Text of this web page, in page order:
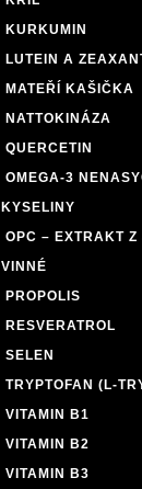
KURKUMIN
LUTEIN A
MATEŘÍ KAŠIČKA
NATTOKINÁZA
QUERCETIN
OMEGA-3
KYSELINY
OPC – EXTRAKT
VINNÉ
PROPOLIS
RESVERATROL
SELEN
TRYPTOFAN (L-
VITAMIN B1
VITAMIN B2
VITAMIN B3